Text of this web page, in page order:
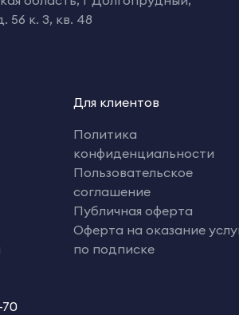
56 к. 3, кв. 48
Для клиентов
Политика
конфиденциальности
Пользовательское
соглашение
Публичная оферта
Оферта на оказание
по подписке
70